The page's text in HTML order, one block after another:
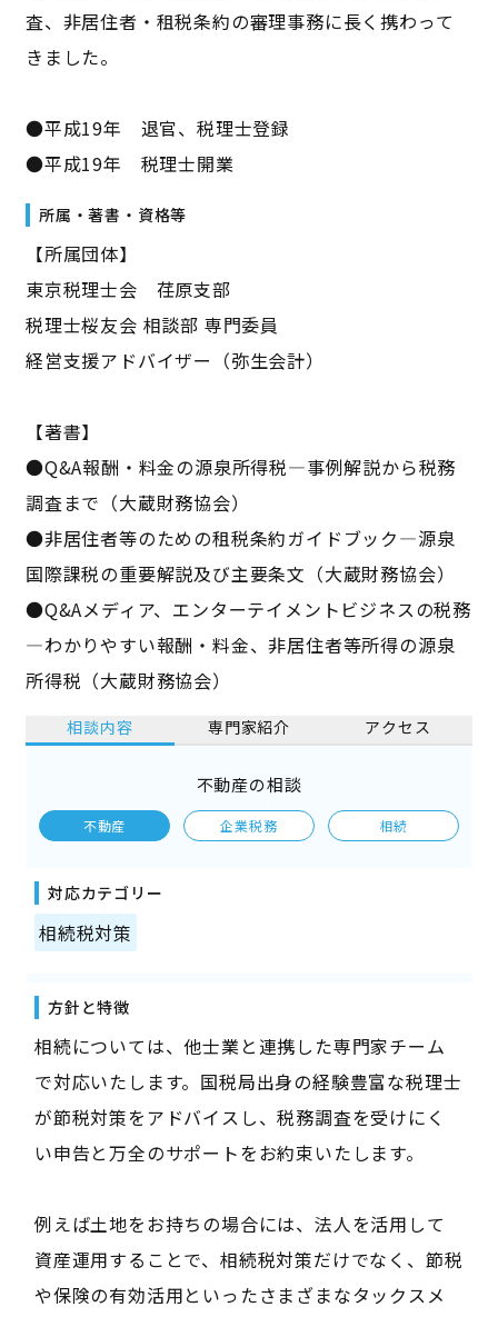
査、非居住者・租税条約の審理事務に長く携わって
きました。
●平成19年 退官、税理士登録
●平成19年 税理士開業
所属・著書・資格等
【所属団体】
東京税理士会 荏原支部
税理士桜友会 相談部 専門委員
経営支援アドバイザー（弥生会計）
【著書】
●Q&A報酬・料金の源泉所得税―事例解説から税務
調査まで（大蔵財務協会）
●非居住者等のための租税条約ガイドブック―源泉
国際課税の重要解説及び主要条文（大蔵財務協会）
●Q&Aメディア、エンターテイメントビジネスの税務
―わかりやすい報酬・料金、非居住者等所得の源泉
所得税（大蔵財務協会）
相談内容 専門家紹介 アクセス
不動産の相談
不動産 企業税務 相続
対応カテゴリー
相続税対策
方針と特徴
相続については、他士業と連携した専門家チーム
で対応いたします。国税局出身の経験豊富な税理士
が節税対策をアドバイスし、税務調査を受けにく
い申告と万全のサポートをお約束いたします。
例えば土地をお持ちの場合には、法人を活用して
資産運用することで、相続税対策だけでなく、節税
や保険の有効活用といったさまざまなタックスメ